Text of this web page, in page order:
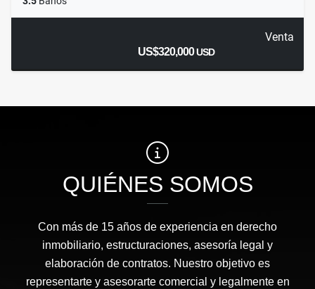
Venta
US$320,000USD
QUIÉNES SOMOS
Con más de 15 años de experiencia en derecho
inmobiliario, estructuraciones, asesoría legal y
elaboración de contratos. Nuestro objetivo es
representarte y asesorarte comercial y legalmente en